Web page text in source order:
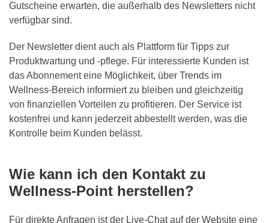
Gutscheine erwarten, die außerhalb des Newsletters nicht
verfügbar sind.
Der Newsletter dient auch als Plattform für Tipps zur
Produktwartung und -pflege. Für interessierte Kunden ist
das Abonnement eine Möglichkeit, über Trends im
Wellness-Bereich informiert zu bleiben und gleichzeitig
von finanziellen Vorteilen zu profitieren. Der Service ist
kostenfrei und kann jederzeit abbestellt werden, was die
Kontrolle beim Kunden belässt.
Wie kann ich den Kontakt zu
Wellness-Point herstellen?
Für direkte Anfragen ist der Live-Chat auf der Website eine